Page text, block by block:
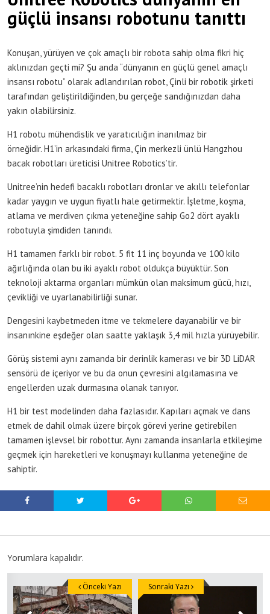
güçlü insansı robotunu tanıttı
Konuşan, yürüyen ve çok amaçlı bir robota sahip olma fikri hiç
aklınızdan geçti mi? Şu anda “dünyanın en güçlü genel amaçlı
insansı robotu” olarak adlandırılan robot, Çinli bir robotik şirketi
tarafından geliştirildiğinden, bu gerçeğe sandığınızdan daha
yakın olabilirsiniz.
H1 robotu mühendislik ve yaratıcılığın inanılmaz bir
örneğidir. H1’in arkasındaki firma, Çin merkezli ünlü Hangzhou
bacak robotları üreticisi Unitree Robotics’tir.
Unitree’nin hedefi bacaklı robotları dronlar ve akıllı telefonlar
kadar yaygın ve uygun fiyatlı hale getirmektir. İşletme, koşma,
atlama ve merdiven çıkma yeteneğine sahip Go2 dört ayaklı
robotuyla şimdiden tanındı.
H1 tamamen farklı bir robot. 5 fit 11 inç boyunda ve 100 kilo
ağırlığında olan bu iki ayaklı robot oldukça büyüktür. Son
teknoloji aktarma organları mümkün olan maksimum gücü, hızı,
çevikliği ve uyarlanabilirliği sunar.
Dengesini kaybetmeden itme ve tekmelere dayanabilir ve bir
insanınkine eşdeğer olan saatte yaklaşık 3,4 mil hızla yürüyebilir.
Görüş sistemi aynı zamanda bir derinlik kamerası ve bir 3D LiDAR
sensörü de içeriyor ve bu da onun çevresini algılamasına ve
engellerden uzak durmasına olanak tanıyor.
H1 bir test modelinden daha fazlasıdır. Kapıları açmak ve dans
etmek de dahil olmak üzere birçok görevi yerine getirebilen
tamamen işlevsel bir robottur. Aynı zamanda insanlarla etkileşime
geçmek için hareketleri ve konuşmayı kullanma yeteneğine de
sahiptir.
Yorumlara kapalıdır.
Önceki Yazı Sonraki Yazı